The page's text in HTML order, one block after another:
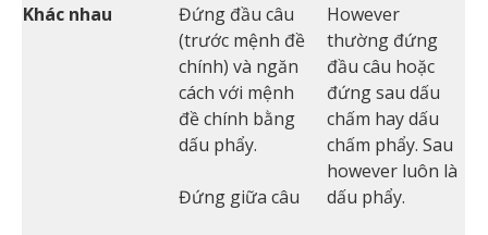
Khác nhau
Đứng đầu câu
(trước mệnh đề
chính) và ngăn
cách với mệnh
đề chính bằng
dấu phẩy.
Đứng giữa câu
However
thường đứng
đầu câu hoặc
đứng sau dấu
chấm hay dấu
chấm phẩy. Sau
however luôn là
dấu phẩy.